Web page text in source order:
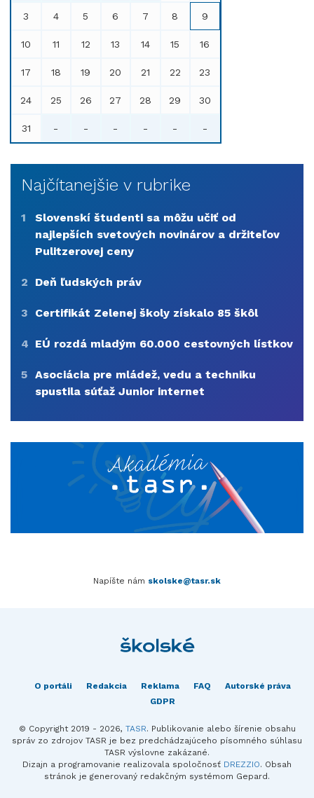
3 4 5 6 7 8 9
10 11 12 13 14 15 16
17 18 19 20 21 22 23
24 25 26 27 28 29 30
31 - - - - - -
Najčítanejšie v rubrike
1
Slovenskí študenti sa môžu učiť od
najlepších svetových novinárov a držiteľov
Pulitzerovej ceny
2 Deň ľudských práv
3 Certifikát Zelenej školy získalo 85 škôl
4 EÚ rozdá mladým 60.000 cestovných lístkov
5 Asociácia pre mládež, vedu a techniku
spustila súťaž Junior internet
Napíšte nám skolske@tasr.sk
O portáli Redakcia Reklama FAQ
Autorské práva
GDPR
© Copyright 2019 - 2026, TASR. Publikovanie alebo šírenie obsahu
správ zo zdrojov TASR je bez predchádzajúceho písomného súhlasu
TASR výslovne zakázané.
Dizajn a programovanie realizovala spoločnosť DREZZIO. Obsah
stránok je generovaný redakčným systémom Gepard.